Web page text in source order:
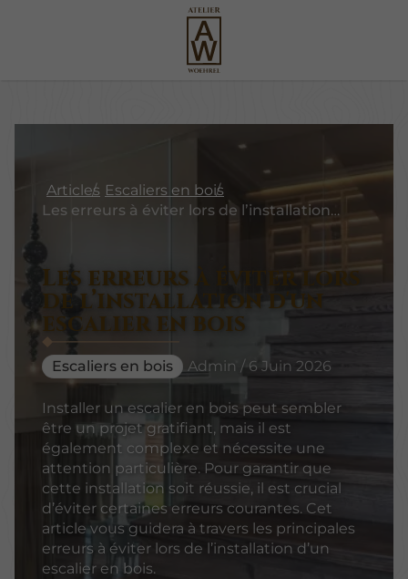
Articles Escaliers en bois
Les erreurs à éviter lors de l’installation d'un escalier en bois
Les erreurs à éviter lors
de l’installation d'un
escalier en bois
Escaliers en bois Admin / 6 Juin 2026
Installer un escalier en bois peut sembler
être un projet gratifiant, mais il est
également complexe et nécessite une
attention particulière. Pour garantir que
cette installation soit réussie, il est crucial
d’éviter certaines erreurs courantes. Cet
article vous guidera à travers les principales
erreurs à éviter lors de l’installation d’un
escalier en bois.